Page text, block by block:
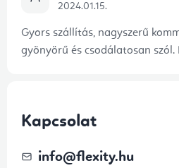
2024.01.15.
Gyors szállítás, nagyszerű
gyönyörű és csodálatosan szól.
Kapcsolat
info@flexity.hu